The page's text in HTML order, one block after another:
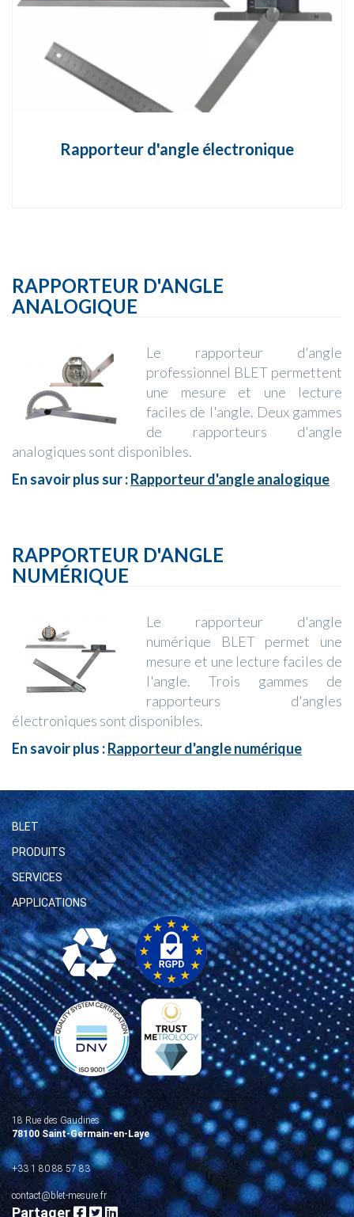
Rapporteur d'angle électronique
RAPPORTEUR D'ANGLE
ANALOGIQUE
Le rapporteur d'angle
professionnel BLET permettent
une mesure et une lecture
faciles de l'angle. Deux gammes
de rapporteurs d'angle
analogiques sont disponibles.
En savoir plus sur :Rapporteur d'angle analogique
RAPPORTEUR D'ANGLE
NUMÉRIQUE
Le rapporteur d'angle
numérique BLET permet une
mesure et une lecture faciles de
l'angle. Trois gammes de
rapporteurs d'angles
électroniques sont disponibles.
En savoir plus :Rapporteur d'angle numérique
BLET
PRODUITS
SERVICES
APPLICATIONS
18 Rue des Gaudines
78100 Saint-Germain-en-Laye
+33 1 80 88 57 83
contact@blet-mesure.fr
Partager